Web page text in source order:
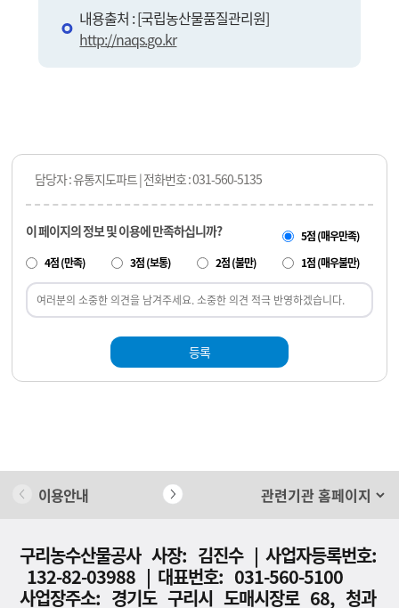
내용출처 : [국립농산물품질관리원]
http://naqs.go.kr
담당자 : 유통지도파트 | 전화번호 : 031-560-5135
이 페이지의 정보 및 이용에 만족하십니까?
5점 (매우만족)
4점 (만족)
3점 (보통) 2점 (불만) 1점 (매우불만)
등록
이용안내 개인정보 처리방침
구리농수산물공사 사장: 김진수 | 사업자등록번호:
132-82-03988 | 대표번호: 031-560-5100
사업장주소: 경기도 구리시 도매시장로 68, 청과